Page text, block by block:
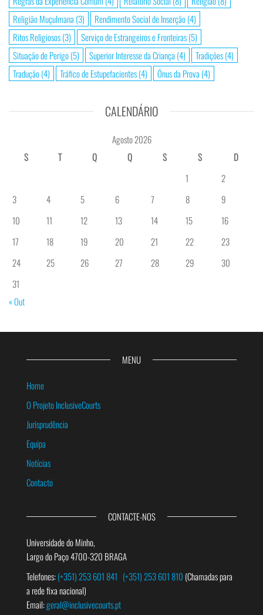
Religião Muçulmana (3) Rendimento Social de Inserção(4)
Ritos Religiosos(3) Serviço de Estrangeiros e Fronteiras(5)
Situação de Perigo(5) Superior Interesse da Criança (4) Tradições(4)
Tradução(4) Tráfico de Estupefacientes(4) Ónus da Prova (4)
CALENDÁRIO
Agosto 2026
S
T Q Q S S
D
1
2
3
4 5 6 7 8
9
10
11 12 13 14 15
16
17
18 19 20 21 22
23
24
25 26 27 28 29
30
31
« Out
MENU
Home
O Projeto InclusiveCourts
Jurisprudência
Equipa
Notícias
Contacto
CONTACTE-NOS
Universidade do Minho,
Largo do Paço 4700-320 BRAGA
Telefones:(+351) 253 601 841 (+351) 253 601 810 (Chamadas para
a rede fixa nacional)
Email:geral@inclusivecourts.pt